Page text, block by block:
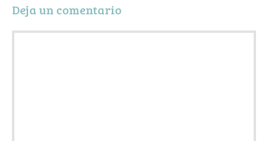
i
r
Deja un comentario